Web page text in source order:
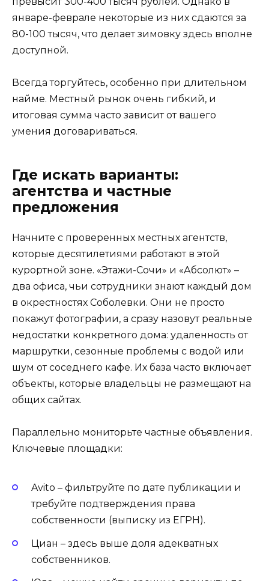
январе-феврале некоторые из них сдаются за
80-100 тысяч, что делает зимовку здесь вполне
доступной.
Всегда торгуйтесь, особенно при длительном
найме. Местный рынок очень гибкий, и
итоговая сумма часто зависит от вашего
умения договариваться.
Где искать варианты:
агентства и частные
предложения
Начните с проверенных местных агентств,
которые десятилетиями работают в этой
курортной зоне. «Этажи-Сочи» и «Абсолют» –
два офиса, чьи сотрудники знают каждый дом
в окрестностях Соболевки. Они не просто
покажут фотографии, а сразу назовут реальные
недостатки конкретного дома: удаленность от
маршрутки, сезонные проблемы с водой или
шум от соседнего кафе. Их база часто включает
объекты, которые владельцы не размещают на
общих сайтах.
Параллельно мониторьте частные объявления.
Ключевые площадки:
Avito – фильтруйте по дате публикации и
требуйте подтверждения права
собственности (выписку из ЕГРН).
Циан – здесь выше доля адекватных
собственников.